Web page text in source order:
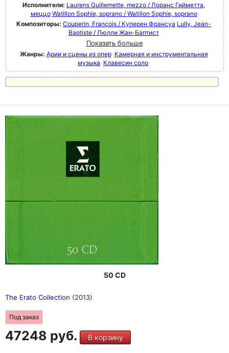
Исполнители: Laurens Guillemette, mezzo / Лоранс Гийметта,
меццо Watillon Sophie, soprano / Watillon Sophie, soprano
Композиторы: Couperin, François / Куперен Франсуа Lully, Jean-
Baptiste / Люлли Жан-Баптист
Показать больше
Жанры: Арии и сцены из опер Камерная и инструментальная
музыка Клавесин соло
50 CD
The Erato Collection (2013)
Под заказ
47248 руб. В корзину